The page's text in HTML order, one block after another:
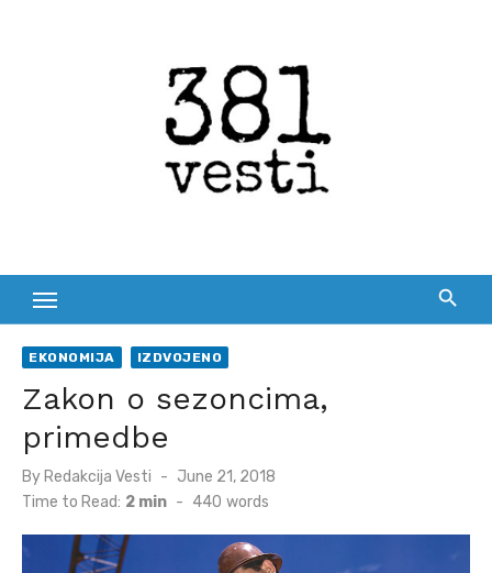
EKONOMIJA IZDVOJENO
Zakon o sezoncima,
primedbe
By Redakcija Vesti
Posted
June 21, 2018
Time to Read: 2 min - 440 words